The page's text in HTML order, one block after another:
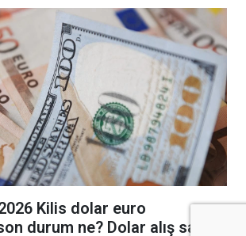
Kilis dolar euro
durum ne? Dolar alış satış